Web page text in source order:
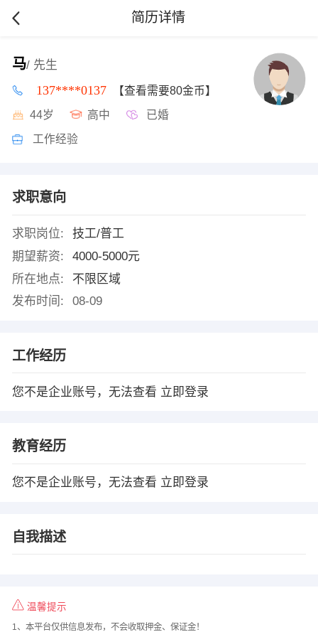
简历详情
马/ 先生
137****0137 【查看需要80金币】
44岁 高中 已婚
工作经验
求职意向
求职岗位:
技工/普工
期望薪资:
4000-5000元
所在地点:
不限区域
发布时间:
08-09
工作经历
您不是企业账号，无法查看 立即登录
教育经历
您不是企业账号，无法查看 立即登录
自我描述
温馨提示
1、本平台仅供信息发布，不会收取押金、保证金！